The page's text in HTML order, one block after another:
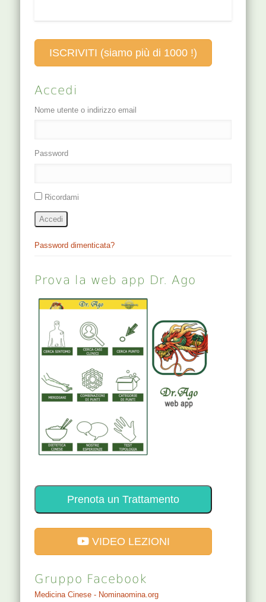
tradizione taoista,
in cui si uniscono
la…
ISCRIVITI (siamo più di 1000 !)
Accedi
Nome utente o indirizzo email
Password
Ricordami
Accedi
Password dimenticata?
Prova la web app Dr. Ago
Prenota un Trattamento
VIDEO LEZIONI
Gruppo Facebook
Medicina Cinese - Nominaomina.org